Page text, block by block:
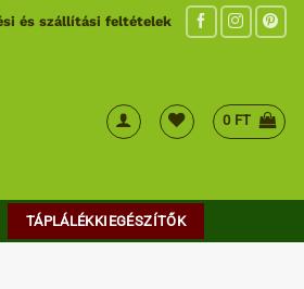
és szállítási feltételek
0 FT
TÁPLÁLÉKKIEGÉSZÍTŐK